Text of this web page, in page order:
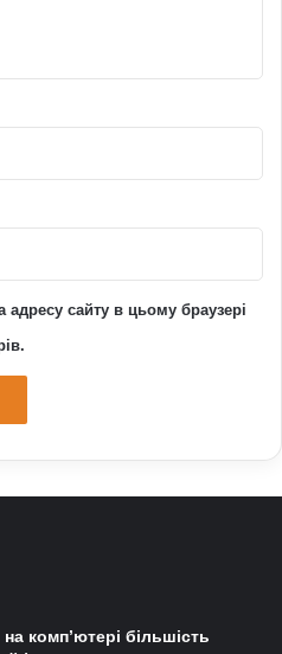
адресу сайту в цьому браузері
комп’ютері більшість